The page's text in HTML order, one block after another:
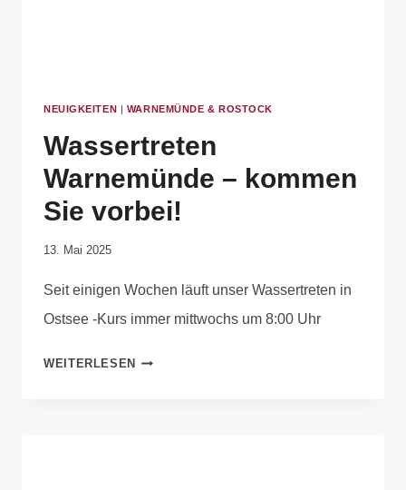
NEUIGKEITEN WARNEMÜNDE & ROSTOCK
Wassertreten
Warnemünde – kommen
Sie vorbei!
Von
Tengler
13. Mai 2025
Seit einigen Wochen läuft unser Wassertreten in
Ostsee -Kurs immer mittwochs um 8:00 Uhr
WEITERLESEN